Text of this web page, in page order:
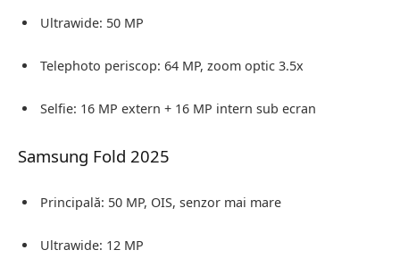
Ultrawide: 50 MP
Telephoto periscop: 64 MP, zoom optic 3.5x
Selfie: 16 MP extern + 16 MP intern sub ecran
Samsung Fold 2025
Principală: 50 MP, OIS, senzor mai mare
Ultrawide: 12 MP